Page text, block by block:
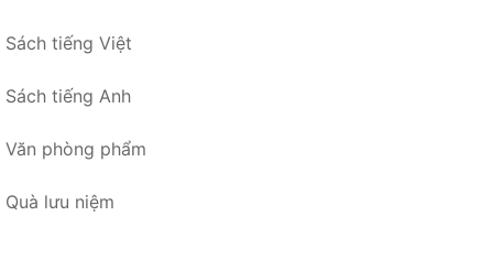
Sách tiếng Việt
Sách tiếng Anh
Văn phòng phẩm
Quà lưu niệm